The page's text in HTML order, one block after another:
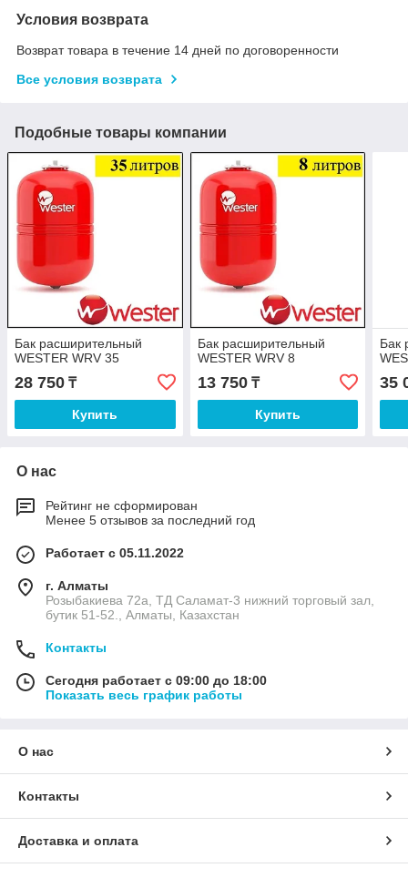
Условия возврата
Возврат товара в течение 14 дней по договоренности
Все условия возврата
Подобные товары компании
Бак расширительный
WESTER WRV 35
28 750 ₸
Купить
Бак расширительный
WESTER WRV 8
13 750₸
Купить
Бак
35
О нас
Рейтинг не сформирован
Менее 5 отзывов за последний год
Работает с 05.11.2022
г. Алматы
Розыбакиева 72а, ТД Саламат-3 нижний торговый зал,
бутик 51-52., Алматы, Казахстан
Контакты
Сегодня работает с 09:00 до 18:00
Показать весь график работы
О нас
Контакты
Доставка и оплата